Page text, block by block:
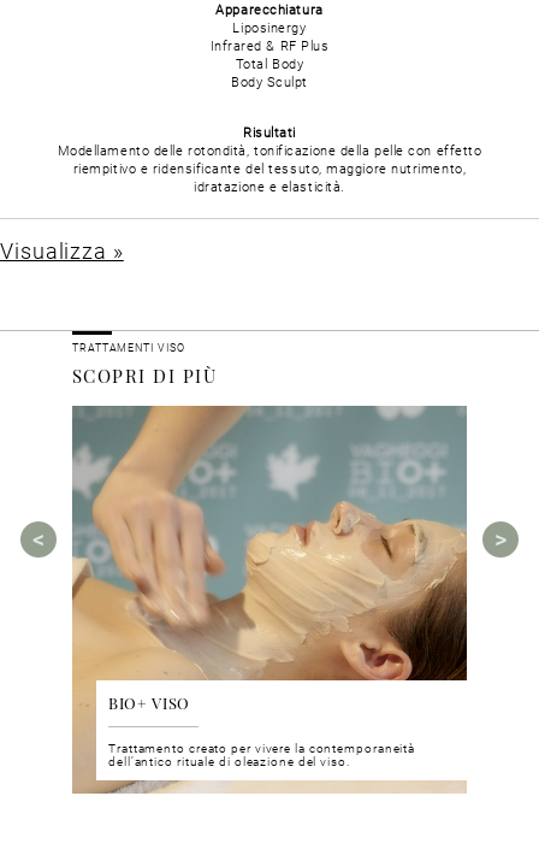
Apparecchiatura
Liposinergy
Infrared & RF Plus
Total Body
Body Sculpt
Risultati
Modellamento delle rotondità, tonificazione della pelle con effetto
riempitivo e ridensificante del tessuto, maggiore nutrimento,
idratazione e elasticità.
Visualizza »
TRATTAMENTI VISO
SCOPRI DI PIÙ
BIO+ VISO
Trattamento creato per vivere la contemporaneità
dell’antico rituale di oleazione del viso.